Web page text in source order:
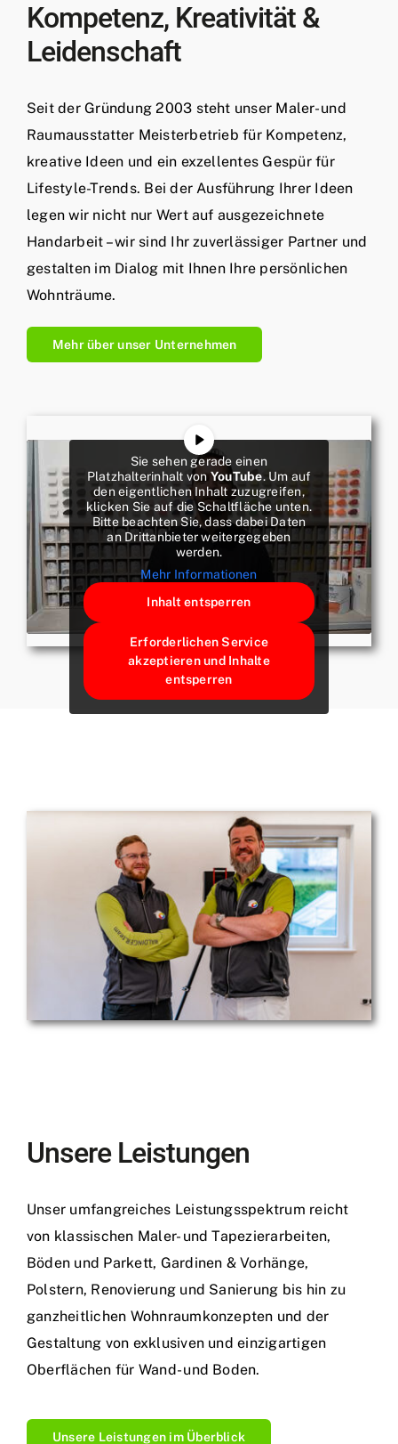
Kompetenz, Kreativität &
Leidenschaft
Seit der Gründung 2003 steht unser Maler- und
Raumausstatter Meisterbetrieb für Kompetenz,
kreative Ideen und ein exzellentes Gespür für
Lifestyle-Trends. Bei der Ausführung Ihrer Ideen
legen wir nicht nur Wert auf ausgezeichnete
Handarbeit – wir sind Ihr zuverlässiger Partner und
gestalten im Dialog mit Ihnen Ihre persönlichen
Wohnträume.
Mehr über unser Unternehmen
Sie sehen gerade einen
Platzhalterinhalt vonYouTube. Um auf
den eigentlichen Inhalt zuzugreifen,
klicken Sie auf die Schaltfläche unten.
Bitte beachten Sie, dass dabei Daten
an Drittanbieter weitergegeben
werden.
Mehr Informationen
Inhalt entsperren
Erforderlichen Service
akzeptieren und Inhalte
entsperren
Unsere Leistungen
Unser umfangreiches Leistungsspektrum reicht
von klassischen Maler- und Tapezierarbeiten,
Böden und Parkett, Gardinen & Vorhänge,
Polstern, Renovierung und Sanierung bis hin zu
ganzheitlichen Wohnraumkonzepten und der
Gestaltung von exklusiven und einzigartigen
Oberflächen für Wand- und Boden.
Unsere Leistungen im Überblick